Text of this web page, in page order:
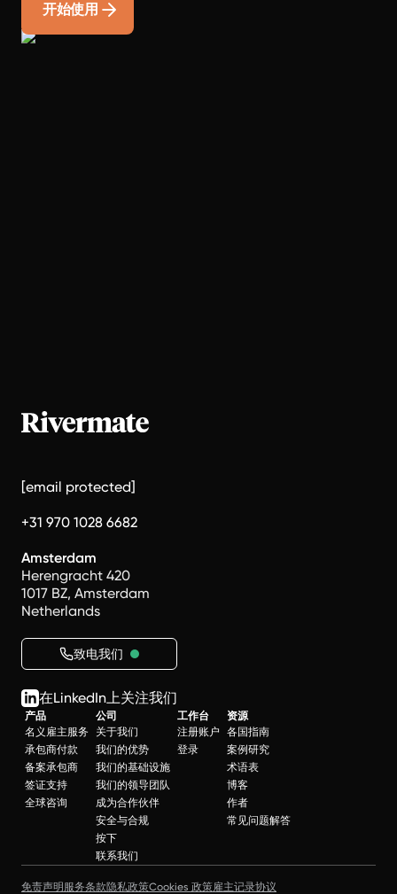
开始使用
[email protected]
+31 970 1028 6682
Amsterdam
Herengracht 420
1017 BZ, Amsterdam
Netherlands
致电我们
在LinkedIn上关注我们
产品
名义雇主服务
承包商付款
备案承包商
签证支持
全球咨询
公司
关于我们
我们的优势
我们的基础设施
我们的领导团队
成为合作伙伴
安全与合规
按下
联系我们
工作台
注册账户
登录
资源
各国指南
案例研究
术语表
博客
作者
常见问题解答
免责声明服务条款隐私政策Cookies 政策雇主记录协议